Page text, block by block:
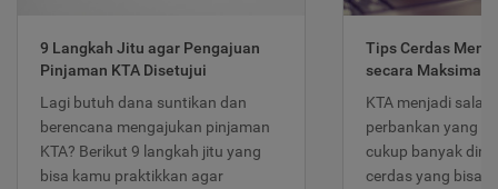
9 Langkah Jitu agar Pengajuan
Pinjaman KTA Disetujui
Lagi butuh dana suntikan dan
berencana mengajukan pinjaman
KTA? Berikut 9 langkah jitu yang
bisa kamu praktikkan agar
Tips Cerdas
secara Maksimal
KTA menjadi
perbankan yang
cukup banyak
cerdas yang bisa